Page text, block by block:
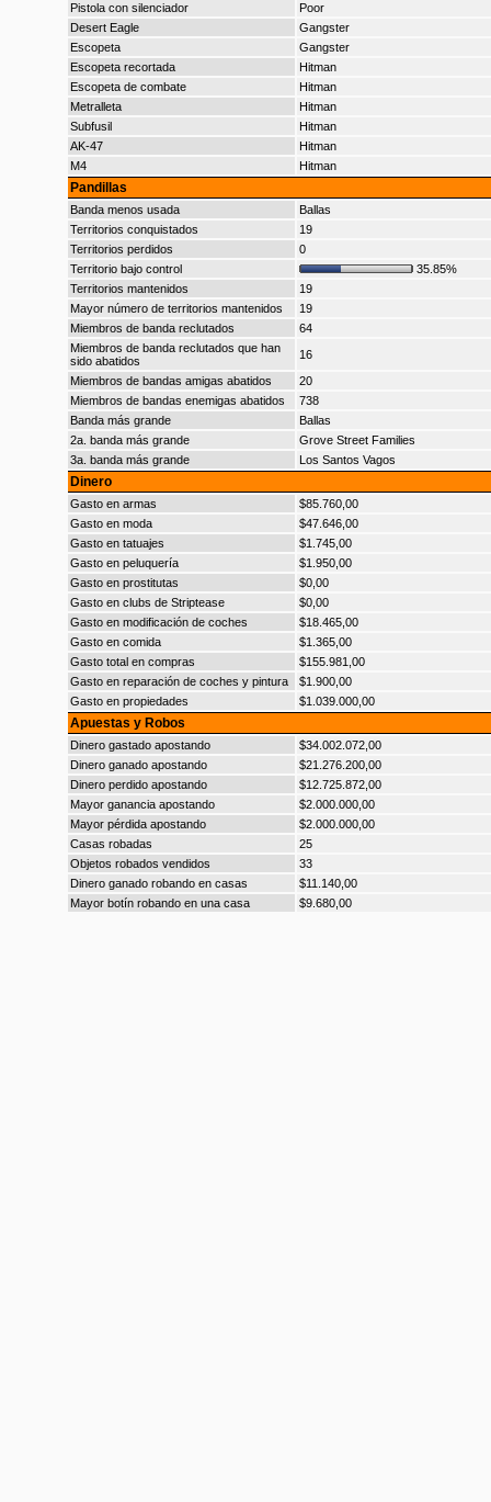
Pistola con silenciador
Poor
Desert Eagle
Gangster
Escopeta
Gangster
Escopeta recortada
Hitman
Escopeta de combate
Hitman
Metralleta
Hitman
Subfusil
Hitman
AK-47
Hitman
M4
Hitman
Pandillas
Banda menos usada
Ballas
Territorios conquistados
19
Territorios perdidos
0
Territorio bajo control
35.85%
Territorios mantenidos
19
Mayor número de territorios mantenidos
19
Miembros de banda reclutados
64
Miembros de banda reclutados que han
sido abatidos
16
Miembros de bandas amigas abatidos
20
Miembros de bandas enemigas abatidos
738
Banda más grande
Ballas
2a. banda más grande
Grove Street Families
3a. banda más grande
Los Santos Vagos
Dinero
Gasto en armas
$85.760,00
Gasto en moda
$47.646,00
Gasto en tatuajes
$1.745,00
Gasto en peluquería
$1.950,00
Gasto en prostitutas
$0,00
Gasto en clubs de Striptease
$0,00
Gasto en modificación de coches
$18.465,00
Gasto en comida
$1.365,00
Gasto total en compras
$155.981,00
Gasto en reparación de coches y pintura
$1.900,00
Gasto en propiedades
$1.039.000,00
Apuestas y Robos
Dinero gastado apostando
$34.002.072,00
Dinero ganado apostando
$21.276.200,00
Dinero perdido apostando
$12.725.872,00
Mayor ganancia apostando
$2.000.000,00
Mayor pérdida apostando
$2.000.000,00
Casas robadas
25
Objetos robados vendidos
33
Dinero ganado robando en casas
$11.140,00
Mayor botín robando en una casa
$9.680,00